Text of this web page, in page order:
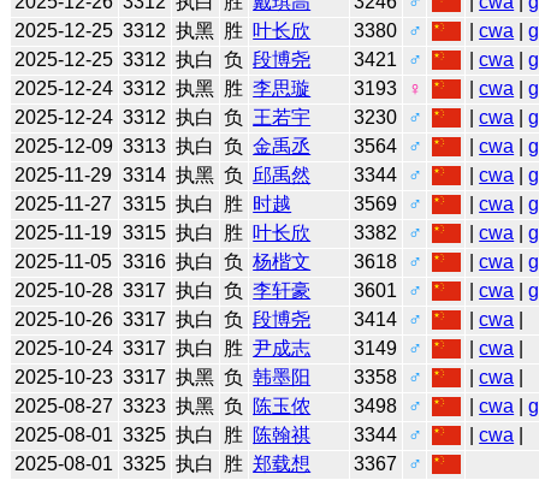
2025-12-25 3312 执黑 胜 叶长欣 3380 ♂ |cwa |
2025-12-25 3312 执白 负 段博尧 3421 ♂ |cwa |
2025-12-24 3312 执黑 胜 李思璇 3193 ♀ |cwa |
2025-12-24 3312 执白 负 王若宇 3230 ♂ |cwa |
2025-12-09 3313 执白 负 金禹丞 3564 ♂ |cwa |
2025-11-29 3314 执黑 负 邱禹然 3344 ♂ |cwa |
2025-11-27 3315 执白 胜 时越 3569 ♂ |cwa |
2025-11-19 3315 执白 胜 叶长欣 3382 ♂ |cwa |
2025-11-05 3316 执白 负 杨楷文 3618 ♂ |cwa |
2025-10-28 3317 执白 负 李轩豪 3601 ♂ |cwa |
2025-10-26 3317 执白 负 段博尧 3414 ♂ |cwa
2025-10-24 3317 执白 胜 尹成志 3149 ♂ |cwa
2025-10-23 3317 执黑 负 韩墨阳 3358 ♂ |cwa
2025-08-27 3323 执黑 负 陈玉侬 3498 ♂ |cwa |
2025-08-01 3325 执白 胜 陈翰祺 3344 ♂ |cwa
2025-08-01 3325 执白 胜 郑载想 3367
♂